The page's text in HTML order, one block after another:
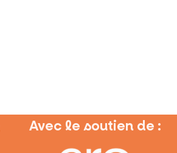
Avec le soutien de :